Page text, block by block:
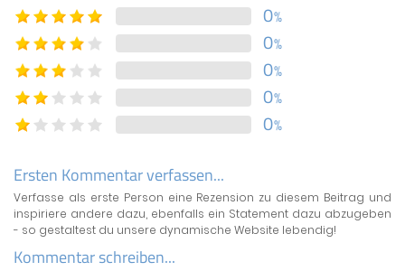
0%
0%
0%
0%
0%
Ersten Kommentar verfassen...
Verfasse als erste Person eine Rezension zu diesem Beitrag und
inspiriere andere dazu, ebenfalls ein Statement dazu abzugeben
- so gestaltest du unsere dynamische Website lebendig!
Kommentar schreiben...